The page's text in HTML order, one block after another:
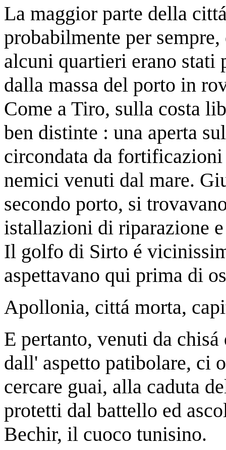
La maggior parte della
probabilmente per
alcuni quartieri erano
dalla massa del porto in
Come a Tiro, sulla costa
ben distinte : una aperta
circondata da
nemici venuti dal mare.
secondo porto, si
istallazioni di riparazione
Il golfo di Sirto é
aspettavano qui prima di
Apollonia, cittá morta,
E pertanto, venuti da
dall' aspetto patibolare, ci
cercare guai, alla caduta
protetti dal battello ed
Bechir, il cuoco tunisino.